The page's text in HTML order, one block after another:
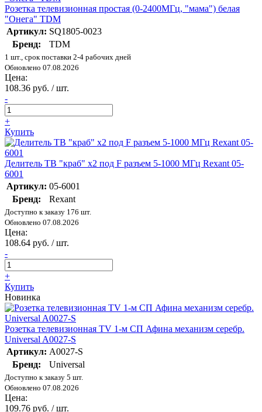
Розетка телевизионная простая (0-2400МГц, "мама") белая
"Онега" TDM
Артикул: SQ1805-0023
Бренд:
TDM
1 шт., срок поставки 2-4 рабочих дней
Обновлено 07.08.2026
Цена:
108.36 руб. / шт.
-
+
Купить
Делитель ТВ "краб" х2 под F разъем 5-1000 МГц Rexant 05-
6001
Артикул: 05-6001
Бренд:
Rexant
Доступно к заказу 176 шт.
Обновлено 07.08.2026
Цена:
108.64 руб. / шт.
-
+
Купить
Новинка
Розетка телевизионная TV 1-м СП Афина механизм серебр.
Universal A0027-S
Артикул: A0027-S
Бренд:
Universal
Доступно к заказу 5 шт.
Обновлено 07.08.2026
Цена:
109.76 руб. / шт.